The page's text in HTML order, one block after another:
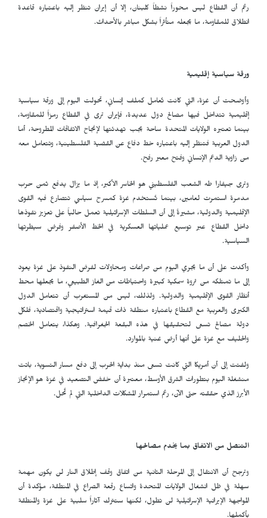
رغم أن القطاع ليس محوراً نشطاً كلبنان، إلا أن إيران تنظر إليه باعتباره قاعدة
انطلاق للمقاومة، ما يجعله متأثراً بشكل مباشر بالأحداث.
ورقة سياسية إقليمية
وأوضحت أن غزة، التي كانت تُعامل كملف إنساني، تحولت اليوم إلى ورقة سياسية
إقليمية تتداخل فيها مصالح دول عديدة، فإيران ترى في القطاع رمزاً للمقاومة،
بينما تعتبره الولايات المتحدة ساحة يجب تهدئتها لإنجاح الاتفاقات المطروحة، أما
الدول العربية فتنظر إليه باعتباره خط دفاع عن القضية الفلسطينية، وتتعامل معه
من زاوية الدعم الإنساني وفتح معبر رفح.
وترى جيفارا طه الشعب الفلسطيني هو الخاسر الأكبر، إذ ما يزال يدفع ثمن حرب
مدمرة استمرت لعامين، بينما تُستخدم غزة كمسرح سياسي تتصارع فيه القوى
الإقليمية والدولية، مشيرةً إلى أن السلطات الإسرائيلية تعمل حالياً على تعزيز نفوذها
داخل القطاع عبر توسيع عملياتها العسكرية في الخط الأصفر وفرض سيطرتها
السياسية.
وأكدت على أن ما يجري اليوم من صراعات ومحاولات لفرض النفوذ على غزة يعود
إلى ما تمتلكه من ثروة سمكية كبيرة واحتياطات من الغاز الطبيعي، ما يجعلها محط
أنظار القوى الإقليمية والدولية. ولذلك، ليس من المستغرب أن تتعامل الدول
الكبرى والعربية مع القطاع باعتباره منطقة ذات قيمة استراتيجية واقتصادية، فلكل
دولة مصالح تسعى لتحقيقها في هذه البقعة الجغرافية. وهكذا، يتعامل الخصم
والحليف مع غزة على أنها أرض غنية بالموارد.
ولفتت إلى أن أمريكا التي كانت تسعى منذ بداية الحرب إلى دفع مسار التسوية، باتت
منشغلة اليوم بتطورات الشرق الأوسط، معتبرة أن خفض التصعيد في غزة هو الإنجاز
الأبرز الذي حققته حتى الآن، رغم استمرار المشكلات الداخلية التي لم تُحل.
التنصل من الاتفاق بما يخدم مصالحها
وترجح أن الانتقال إلى المرحلة الثانية من اتفاق وقف إطلاق النار لن يكون مهمة
سهلة في ظل انشغال الولايات المتحدة واتساع رقعة الصراع في المنطقة، مؤكدة أن
المواجهة الإيرانية الإسرائيلية لن تطول، لكنها ستترك آثاراً سلبية على غزة والمنطقة